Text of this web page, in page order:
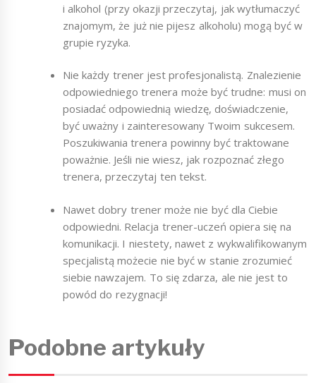
i alkohol (przy okazji przeczytaj, jak wytłumaczyć
znajomym, że już nie pijesz alkoholu) mogą być w
grupie ryzyka.
Nie każdy trener jest profesjonalistą. Znalezienie
odpowiedniego trenera może być trudne: musi on
posiadać odpowiednią wiedzę, doświadczenie,
być uważny i zainteresowany Twoim sukcesem.
Poszukiwania trenera powinny być traktowane
poważnie. Jeśli nie wiesz, jak rozpoznać złego
trenera, przeczytaj ten tekst.
Nawet dobry trener może nie być dla Ciebie
odpowiedni. Relacja trener-uczeń opiera się na
komunikacji. I niestety, nawet z wykwalifikowanym
specjalistą możecie nie być w stanie zrozumieć
siebie nawzajem. To się zdarza, ale nie jest to
powód do rezygnacji!
Podobne artykuły